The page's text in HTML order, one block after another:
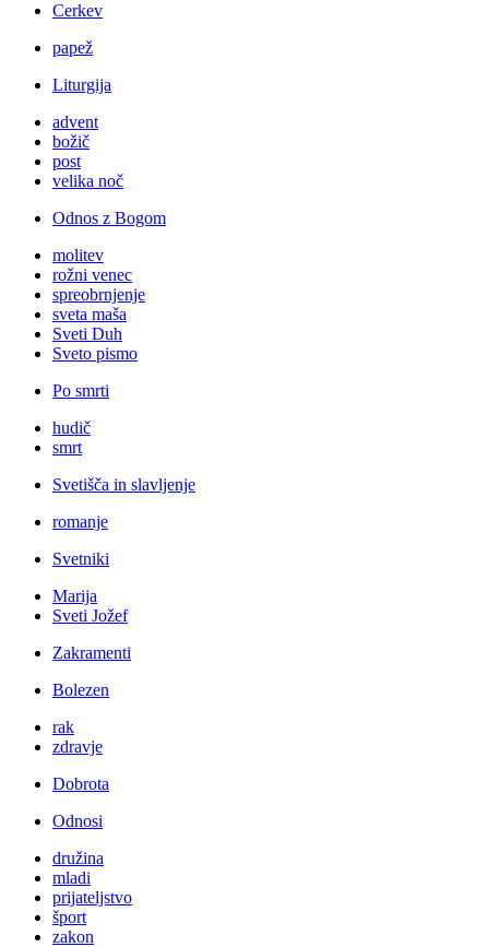
Cerkev
papež
Liturgija
advent
božič
post
velika noč
Odnos z Bogom
molitev
rožni venec
spreobrnjenje
sveta maša
Sveti Duh
Sveto pismo
Po smrti
hudič
smrt
Svetišča in slavljenje
romanje
Svetniki
Marija
Sveti Jožef
Zakramenti
Bolezen
rak
zdravje
Dobrota
Odnosi
družina
mladi
prijateljstvo
šport
zakon